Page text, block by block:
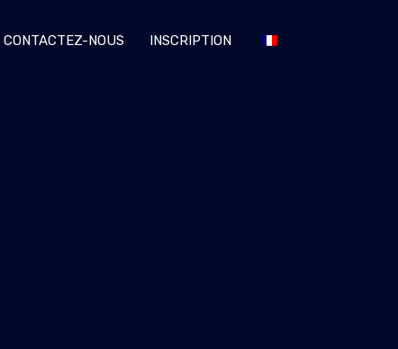
CONTACTEZ-NOUS INSCRIPTION